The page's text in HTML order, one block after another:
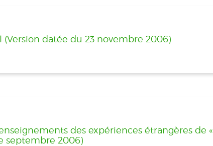
datée du 23 novembre 2006)
des expériences étrangères de «
septembre 2006)